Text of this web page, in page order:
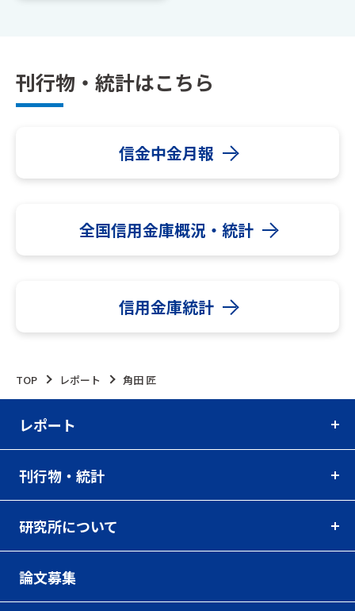
TOP レポート 角田 匠
刊行物・統計はこちら
信金中金月報
全国信用金庫概況・統計
信用金庫統計
レポート
刊行物・統計
研究所について
論文募集